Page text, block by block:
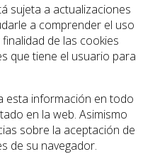
sujeta a actualizaciones
a comprender el uso
de las cookies
que tiene el usuario para
esta información en todo
en la web. Asimismo
sobre la aceptación de
de su navegador.